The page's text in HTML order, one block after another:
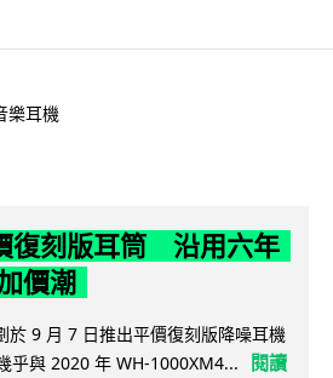
樂耳機
復刻版耳筒 沿用六年
價潮
於 9 月 7 日推出平價復刻版降噪耳機
乎與 2020 年 WH-1000XM4...
閱讀